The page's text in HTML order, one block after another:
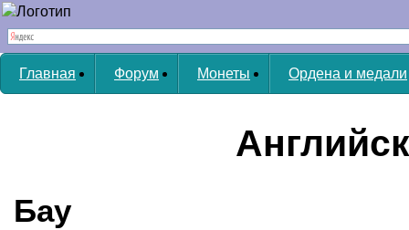
Главная Форум Монеты Ордена и медали
Бау